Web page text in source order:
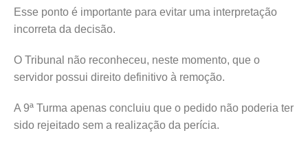
Esse ponto é importante para evitar uma interpretação
incorreta da decisão.
O Tribunal não reconheceu, neste momento, que o
servidor possui direito definitivo à remoção.
A 9ª Turma apenas concluiu que o pedido não poderia ter
sido rejeitado sem a realização da perícia.